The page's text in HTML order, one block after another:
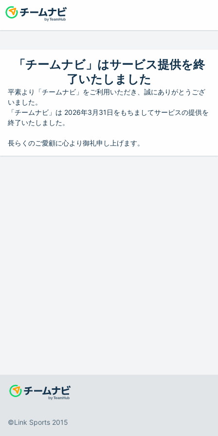
「チームナビ」はサービス提供を終
了いたしました
平素より「チームナビ」をご利用いただき、誠にありがとうござ
いました。
「チームナビ」は 2026年3月31日をもちましてサービスの提供を
終了いたしました。
長らくのご愛顧に心より御礼申し上げます。
©️Link Sports 2015